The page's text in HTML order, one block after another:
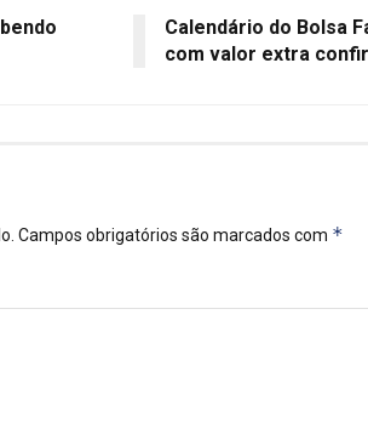
Calendário do Bolsa
com valor extra
Campos obrigatórios são marcados com *